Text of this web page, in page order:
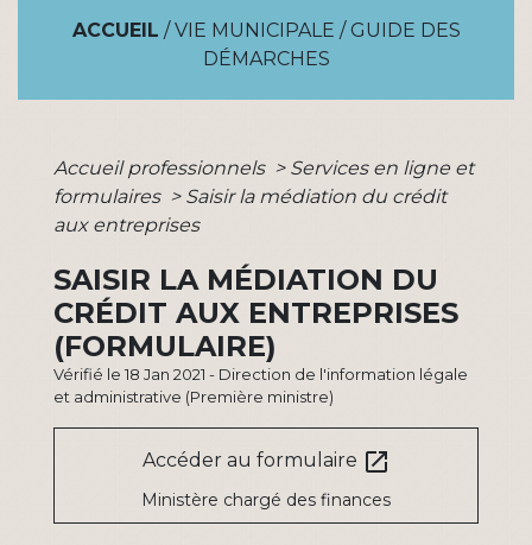
ACCUEIL / VIE MUNICIPALE / GUIDE DES
DÉMARCHES
Accueil professionnels > Services en ligne et
formulaires > Saisir la médiation du crédit
aux entreprises
SAISIR LA MÉDIATION DU
CRÉDIT AUX ENTREPRISES
(FORMULAIRE)
Vérifié le 18 Jan 2021 - Direction de l'information légale
et administrative (Première ministre)
Accéder au formulaire open_in_new
Ministère chargé des finances